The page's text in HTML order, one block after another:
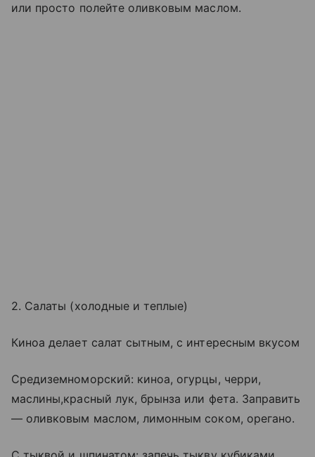
или просто полейте оливковым маслом.
2. Салаты (холодные и теплые)
Киноа делает салат сытным, с интересным вкусом
Средиземноморский: киноа, огурцы, черри,
маслины,красный лук, брынза или фета. Заправить
— оливковым маслом, лимонным соком, орегано.